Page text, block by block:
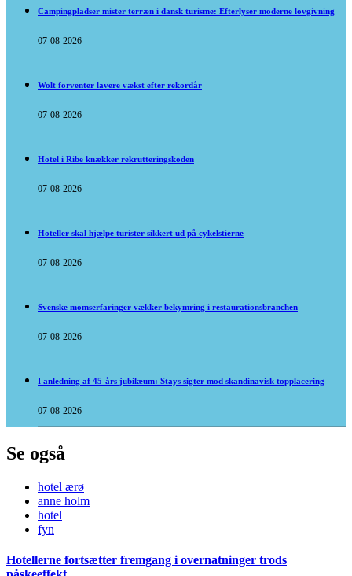
Campingpladser mister terræn i dansk turisme: Efterlyser moderne lovgivning
07-08-2026
Wolt forventer lavere vækst efter rekordår
07-08-2026
Hotel i Ribe knækker rekrutteringskoden
07-08-2026
Hoteller skal hjælpe turister sikkert ud på cykelstierne
07-08-2026
Svenske momserfaringer vækker bekymring i restaurationsbranchen
07-08-2026
I anledning af 45-års jubilæum: Stays sigter mod skandinavisk topplacering
07-08-2026
Se også
hotel ærø
anne holm
hotel
fyn
Hotellerne fortsætter fremgang i overnatninger trods